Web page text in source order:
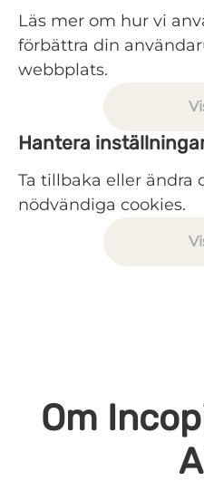
Läs mer om hur vi
förbättra din
webbplats.
Hantera
Ta tillbaka eller
nödvändiga cookies.
Om